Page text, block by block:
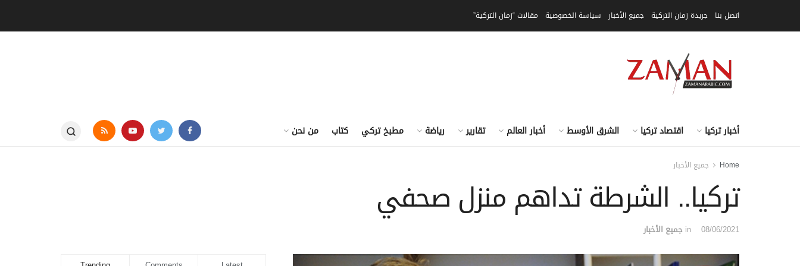
اتصل بنا جريدة زمان التركية جميع الأخبار سياسة الخصوصية مقالات “زمان التركية”
أخبار تركيا اقتصاد تركيا الشرق الأوسط أخبار العالم تقارير رياضة مطبخ تركي كتاب من نحن
Home جميع الأخبار
تركيا.. الشرطة تداهم منزل صحفي
08/06/2021
in جميع الأخبار